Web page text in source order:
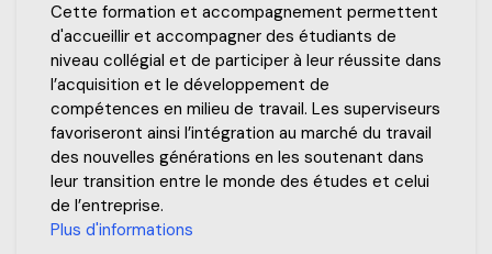
Cette formation et accompagnement permettent
d'accueillir et accompagner des étudiants de
niveau collégial et de participer à leur réussite dans
l’acquisition et le développement de
compétences en milieu de travail. Les superviseurs
favoriseront ainsi l’intégration au marché du travail
des nouvelles générations en les soutenant dans
leur transition entre le monde des études et celui
de l’entreprise.
Plus d'informations